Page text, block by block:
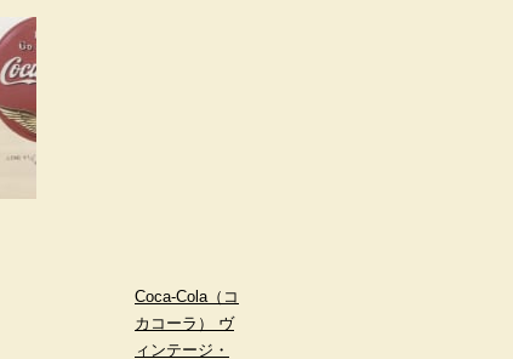
Coca-Cola（コ
カコーラ） ヴ
ィンテージ・